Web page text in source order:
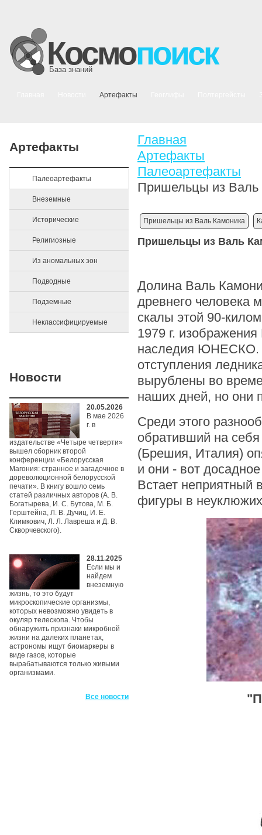
Космопоиск
База знаний
Артефакты
Артефакты
Палеоартефакты
Внеземные
Исторические
Религиозные
Из аномальных зон
Подводные
Подземные
Неклассифицируемые
Новости
20.05.2026
В мае 2026
г. в
издательстве «Четыре четверти»
вышел сборник второй
конференции «Белорусская
Магония: странное и загадочное в
дореволюционной белорусской
печати». В книгу вошло семь
статей различных авторов (А. В.
Богатырева, И. С. Бутова, М. Б.
Герштейна, Л. В. Дучиц, И. Е.
Климкович, Л. Л. Лавреша и Д. В.
Скворчевского).
28.11.2025
Если мы и
найдем
внеземную
жизнь, то это будут
микроскопические организмы,
которых невозможно увидеть в
окуляр телескопа. Чтобы
обнаружить признаки микробной
жизни на далеких планетах,
астрономы ищут биомаркеры в
виде газов, которые
вырабатываются только живыми
организмами.
Все новости
Главная
Артефакты
Палеоартефакты
Пришельцы из Валь
Пришельцы из Валь Камоника
Пришельцы из Валь
Долина Валь
древнего человека
скалы этой 90-
1979 г.
наследия ЮНЕСКО.
отступления
вырублены во
наших дней, но они
Среди этого
обративший на
(Брешия, Италия)
и они - вот
Встает неприятный
фигуры в